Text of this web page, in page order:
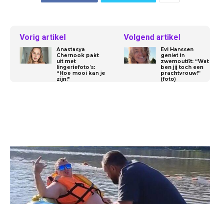
Vorig artikel
Anastasya
Chernook pakt
uit met
lingeriefoto’s:
“Hoe mooi kan je
zijn!”
Volgend artikel
Evi Hanssen
geniet in
zwemoutfit: “Wat
ben jij toch een
prachtvrouw!”
(foto)